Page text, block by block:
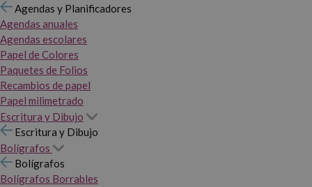
Agendas y Planificadores
Agendas anuales
Agendas escolares
Papel de Colores
Paquetes de Folios
Recambios de papel
Papel milimetrado
Escritura y Dibujo
Escritura y Dibujo
Bolígrafos
Bolígrafos
Bolígrafos Borrables